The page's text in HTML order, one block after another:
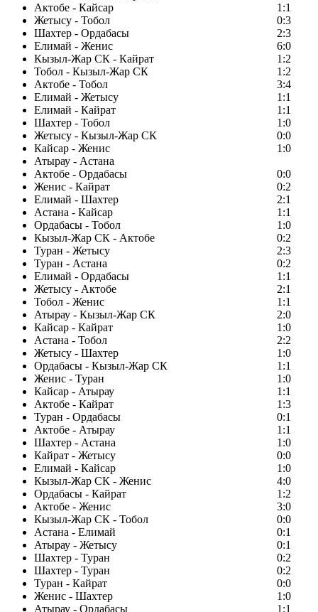
Актобе - Кайсар
1:1
Жетысу - Тобол
0:3
Шахтер - Ордабасы
2:3
Елимай - Женис
6:0
Кызыл-Жар СК - Кайрат
1:2
Тобол - Кызыл-Жар СК
1:2
Актобе - Тобол
3:4
Елимай - Жетысу
1:1
Елимай - Кайрат
1:1
Шахтер - Тобол
1:0
Жетысу - Кызыл-Жар СК
0:0
Кайсар - Женис
1:0
Атырау - Астана
Актобе - Ордабасы
0:0
Женис - Кайрат
0:2
Елимай - Шахтер
2:1
Астана - Кайсар
1:1
Ордабасы - Тобол
1:0
Кызыл-Жар СК - Актобе
0:2
Туран - Жетысу
2:3
Туран - Астана
0:2
Елимай - Ордабасы
1:1
Жетысу - Актобе
2:1
Тобол - Женис
1:1
Атырау - Кызыл-Жар СК
2:0
Кайсар - Кайрат
1:0
Астана - Тобол
2:2
Жетысу - Шахтер
1:0
Ордабасы - Кызыл-Жар СК
1:1
Женис - Туран
1:0
Кайсар - Атырау
1:1
Актобе - Кайрат
1:3
Туран - Ордабасы
0:1
Актобе - Атырау
1:1
Шахтер - Астана
1:0
Кайрат - Жетысу
0:0
Елимай - Кайсар
1:0
Кызыл-Жар СК - Женис
4:0
Ордабасы - Кайрат
1:2
Актобе - Женис
3:0
Кызыл-Жар СК - Тобол
0:0
Астана - Елимай
0:1
Атырау - Жетысу
0:1
Шахтер - Туран
0:2
Шахтер - Туран
0:2
Туран - Кайрат
0:0
Женис - Шахтер
1:0
Атырау - Ордабасы
1:1